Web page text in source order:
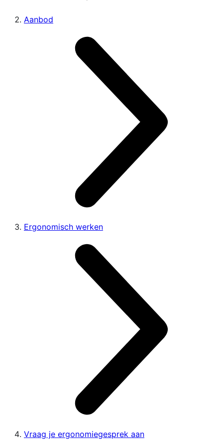
Aanbod
Ergonomisch werken
Vraag je ergonomiegesprek aan